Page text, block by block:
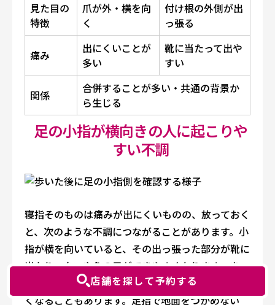
店舗を探して予約する
見た目の
特徴
爪が外・横を向
く
付け根の外側が出
っ張る
痛み
出にくいことが
多い
靴に当たって出や
すい
関係
合併することが多い・共通の背景か
ら生じる
足の小指が横向きの人に起こりや
すい不調
寝指そのものは痛みが出にくいものの、放っておく
と、次のような不調につながることがあります。小
指が横を向いていると、その出っ張った部分が靴に
当たり、タコや魚の目ができやすくなります。ま
た、足の外側に負担が集中しやすく、足の外側が痛
くなることもあります。足指で地面をつかめない